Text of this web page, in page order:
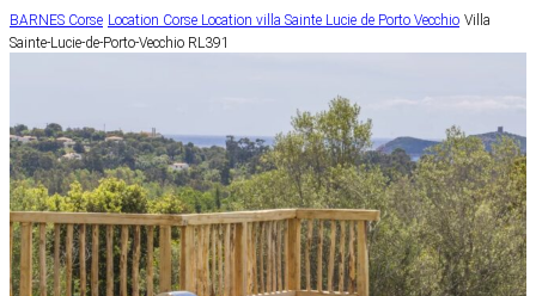
BARNES Corse Location Corse Location villa Sainte Lucie de Porto Vecchio Villa
Sainte-Lucie-de-Porto-Vecchio RL391